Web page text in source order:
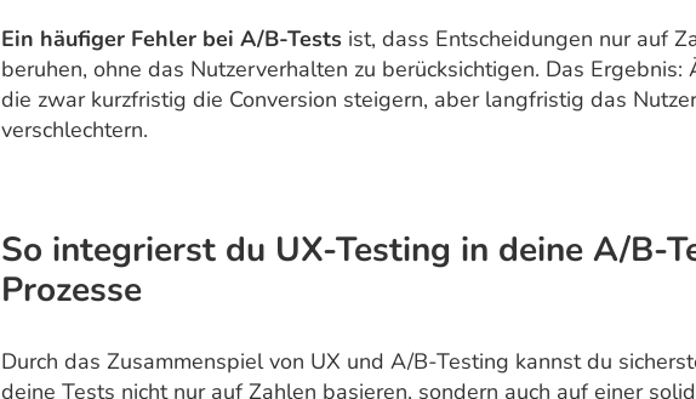
Ein häufiger Fehler bei A/B-Tests ist, dass Entscheidungen nur auf
beruhen, ohne das Nutzerverhalten zu berücksichtigen. Das Ergebnis:
die zwar kurzfristig die Conversion steigern, aber langfristig das
verschlechtern.
So integrierst du UX-Testing in deine A/B-
Prozesse
Durch das Zusammenspiel von UX und A/B-Testing kannst du
deine Tests nicht nur auf Zahlen basieren, sondern auch auf einer